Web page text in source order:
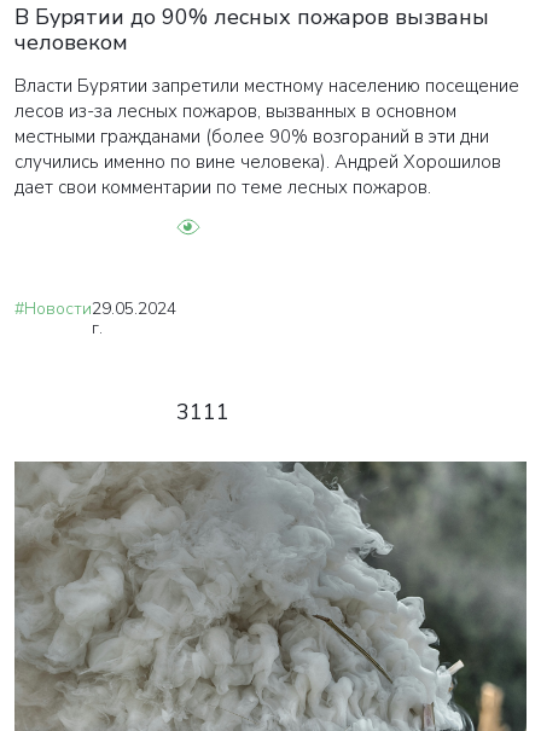
В Бурятии до 90% лесных пожаров вызваны
человеком
Власти Бурятии запретили местному населению посещение
лесов из-за лесных пожаров, вызванных в основном
местными гражданами (более 90% возгораний в эти дни
случились именно по вине человека). Андрей Хорошилов
дает свои комментарии по теме лесных пожаров.
#Новости29.05.2024
г.
3111